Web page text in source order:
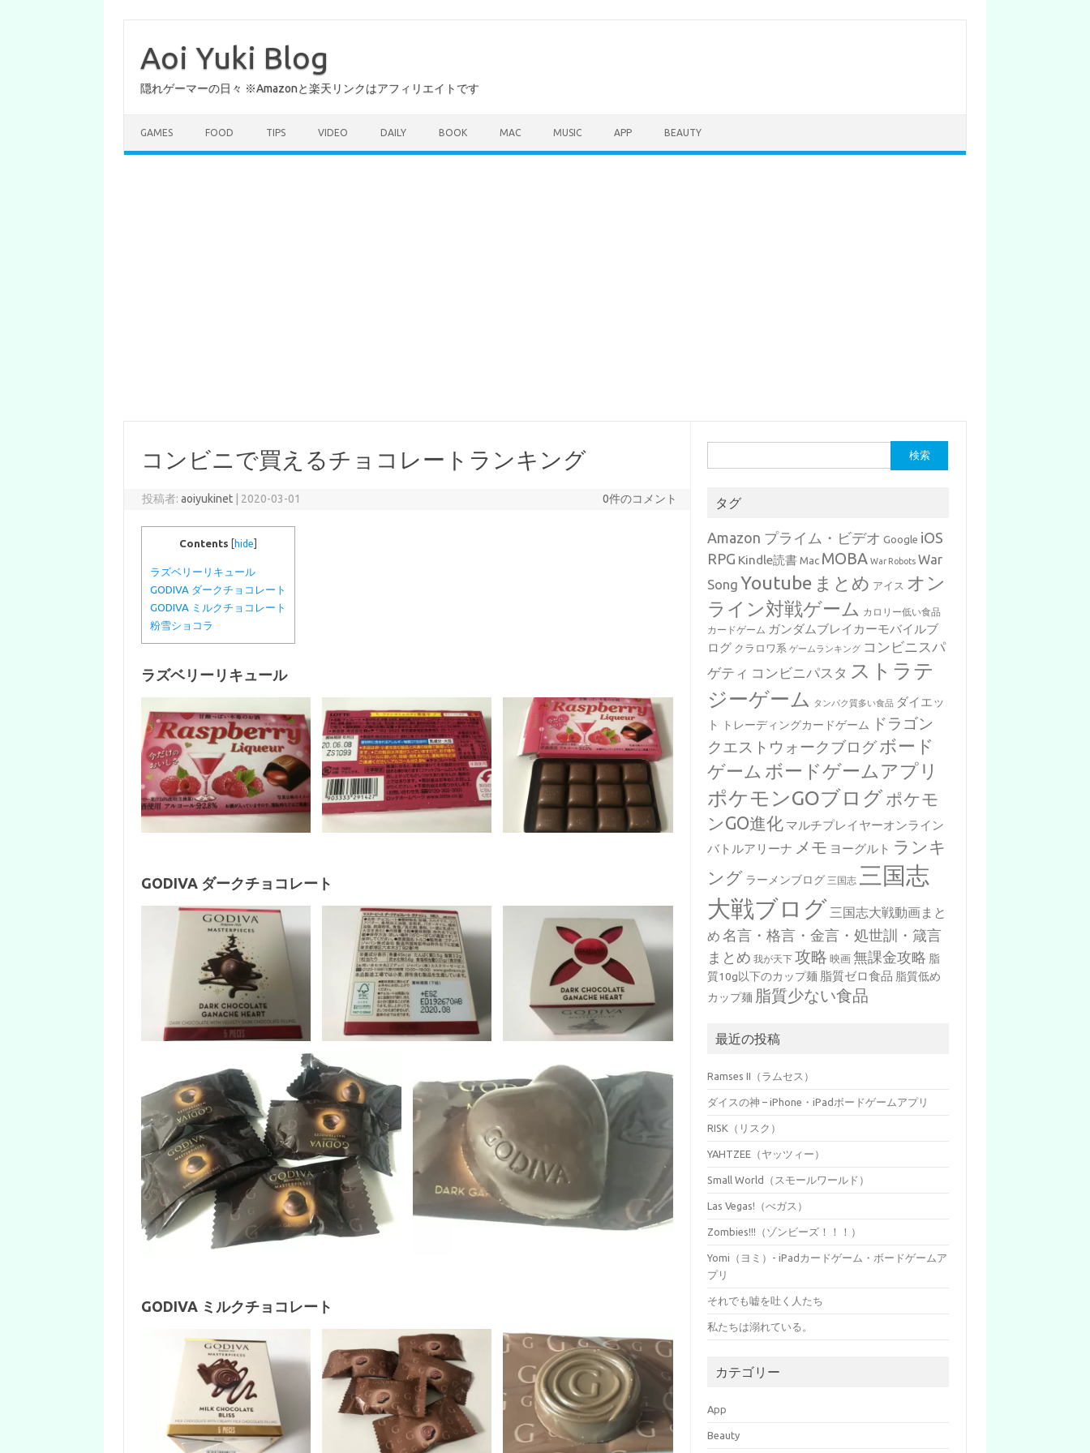
Aoi Yuki Blog
隠れゲーマーの日々 ※Amazonと楽天リンクはアフィリエイトです
GAMES FOOD TIPS VIDEO DAILY BOOK MAC MUSIC APP BEAUTY
コンビニで買えるチョコレートランキング
投稿者:aoiyukinet 2020-03-01 0件のコメント
Contents [ hide
ラズベリーリキュール
GODIVA ダークチョコレート
GODIVA ミルクチョコレート
粉雪ショコラ
ラズベリーリキュール
GODIVA ダークチョコレート
GODIVA ミルクチョコレート
索:
タグ
Amazon プライム・ビデオ Google iOS
RPG Kindle読書 Mac MOBA War Robots War
Song Youtube まとめ アイス オン
ライン対戦ゲーム カロリー低い食品
カードゲーム ガンダムブレイカーモバイルブ
ログ クラロワ系 ゲームランキング コンビニスパ
ゲティ コンビニパスタ ストラテ
ジーゲーム
タンパク質多い食品 ダイエッ
ト
トレーディングカードゲーム
ドラゴン
クエストウォークブログボード
ゲーム ボードゲームアプリ
ポケモンGOブログポケモ
ンGO進化 マルチプレイヤーオンライン
バトルアリーナ メモ ヨーグルト ランキ
ング ラーメンブログ 三国志 三国志
大戦ブログ 三国志大戦動画まと
め 名言・格言・金言・処世訓・箴言
まとめ 我が天下 攻略 映画 無課金攻略 脂
質10g以下のカップ麺 脂質ゼロ食品 脂質低め
カップ麺 脂質少ない食品
最近の投稿
Ramses II（ラムセス）
ダイスの神 – iPhone・iPadボードゲームアプリ
RISK（リスク）
YAHTZEE（ヤッツィー）
Small World（スモールワールド）
Las Vegas!（べガス）
Zombies!!!（ゾンビーズ！！！）
Yomi（ヨミ）- iPadカードゲーム・ボードゲームア
プリ
それでも嘘を吐く人たち
私たちは溺れている。
カテゴリー
App
Beauty